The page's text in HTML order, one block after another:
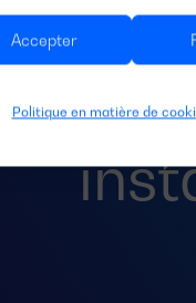
Accepter
Politique en matière de